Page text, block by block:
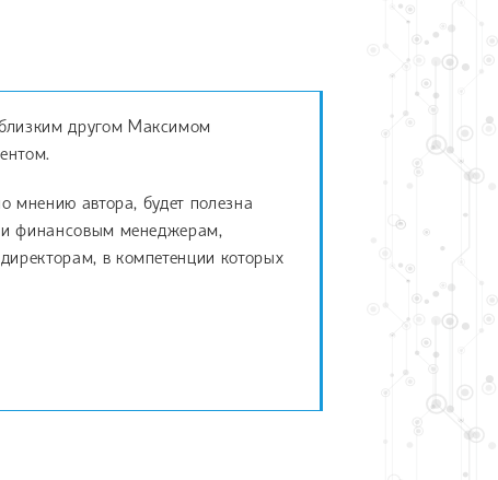
другом Максимом
мнению автора, будет полезна
и финансовым менеджерам,
в компетенции которых